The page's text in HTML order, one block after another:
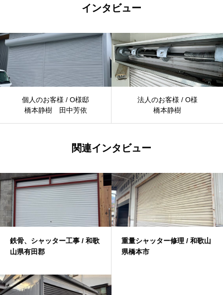
インタビュー
個人のお客様 / O様邸
橋本静樹 田中芳依
法人のお客様 / O様
橋本静樹
関連インタビュー
鉄骨、シャッター工事 / 和歌
山県有田郡
重量シャッター修理 / 和歌山
県橋本市